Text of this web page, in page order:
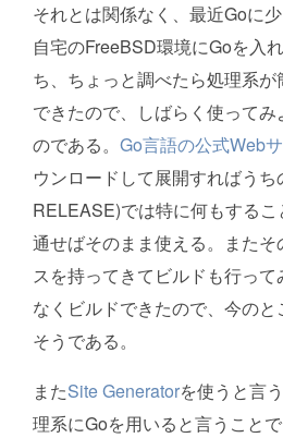
それとは関係なく、最近Goに
自宅のFreeBSD環境にGoを入
ち、ちょっと調べたら処理系
できたので、しばらく使って
のである。 Go言語の公式Web
ウンロードして展開すればう
RELEASE)では特に何もする
通せばそのまま使える。また
スを持ってきてビルドも行っ
なくビルドできたので、今の
そうである。
またSite Generatorを使うと言
理系にGoを用いると言うこと